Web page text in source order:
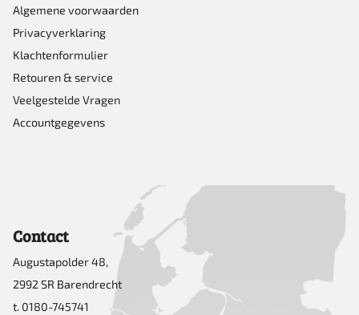
Algemene voorwaarden
Privacyverklaring
Klachtenformulier
Retouren & service
Veelgestelde Vragen
Accountgegevens
Contact
Augustapolder 48,
2992 SR Barendrecht
t. 0180-745741